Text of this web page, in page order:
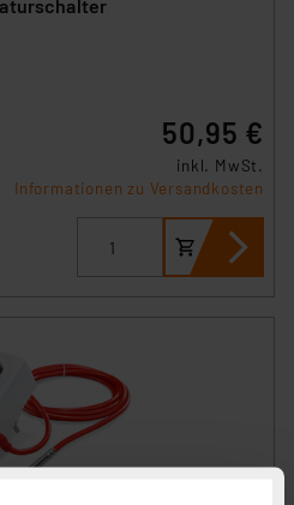
50,95 €
inkl. MwSt.
Informationen zu Versandkosten